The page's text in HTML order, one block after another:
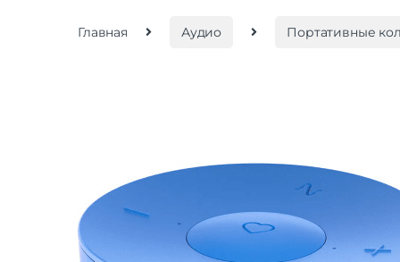
Главная Аудио Портативные